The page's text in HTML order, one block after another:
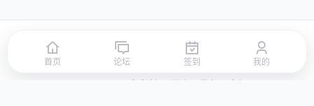
首页 签到 积分商城 站点地图
© 2026 LLBBS 乐乐论坛 · 独立开发者阿乐出品
首页 论坛 签到 我的